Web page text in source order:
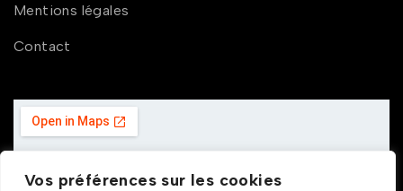
Vos préférences sur les cookies
Mentions légales
Contact